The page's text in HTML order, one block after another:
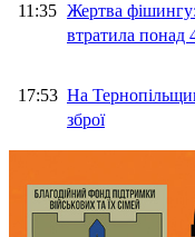
11:35 Жертва
втратила понад
17:53 На
зброї